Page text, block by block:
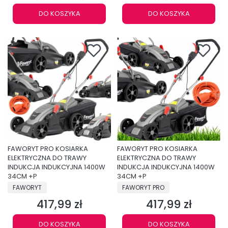
DO KOSZYKA DO KOSZYKA
FAWORYT PRO KOSIARKA
ELEKTRYCZNA DO TRAWY
INDUKCJA INDUKCYJNA 1400W
34CM +P
PRODUCENT
FAWORYT
Cena
417,99 zł
DO KOSZYKA
FAWORYT PRO KOSIARKA
ELEKTRYCZNA DO TRAWY
INDUKCJA INDUKCYJNA 1400W
34CM +P
PRODUCENT
FAWORYT PRO
Cena
417,99 zł
DO KOSZYKA